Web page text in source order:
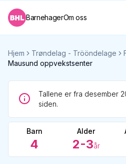
BarnehagerOm oss
Hjem Trøndelag - Trööndelage
Mausund oppvekstsenter
Tallene er fra desember
siden.
Barn
4
Alder
2-3år